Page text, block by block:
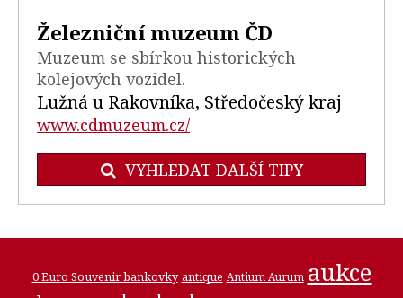
Železniční muzeum ČD
Muzeum se sbírkou historických
kolejových vozidel.
Lužná u Rakovníka, Středočeský kraj
www.cdmuzeum.cz/
VYHLEDAT DALŠÍ TIPY
0 Euro Souvenir bankovky antique Antium Aurum aukce